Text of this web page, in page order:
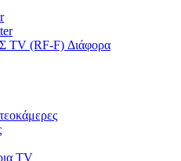
TV (RF-F) Διάφορα
TV